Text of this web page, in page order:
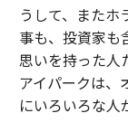
うして、また
事も、投資家も
思いを持った人
アイパークは、
にいろいろな人